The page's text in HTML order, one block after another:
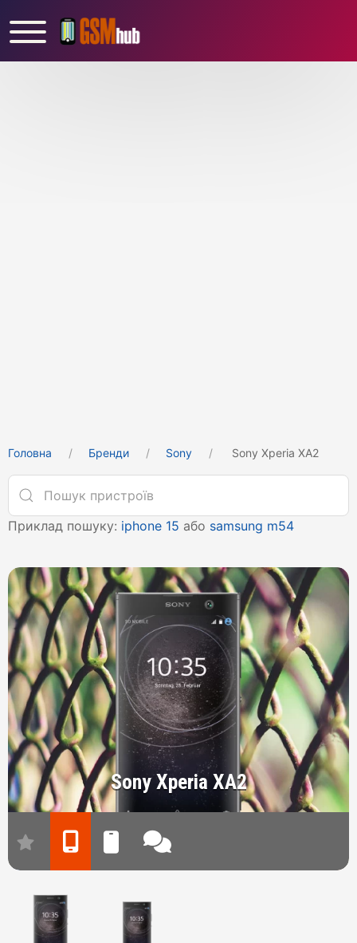
Головна Бренди Sony Sony Xperia XA2
Приклад пошуку: iphone 15 або samsung m54
Sony Xperia XA2